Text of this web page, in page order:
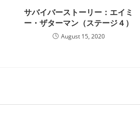
サバイバーストーリー：エイミ
ー・ザターマン（ステージ４）
August 15, 2020